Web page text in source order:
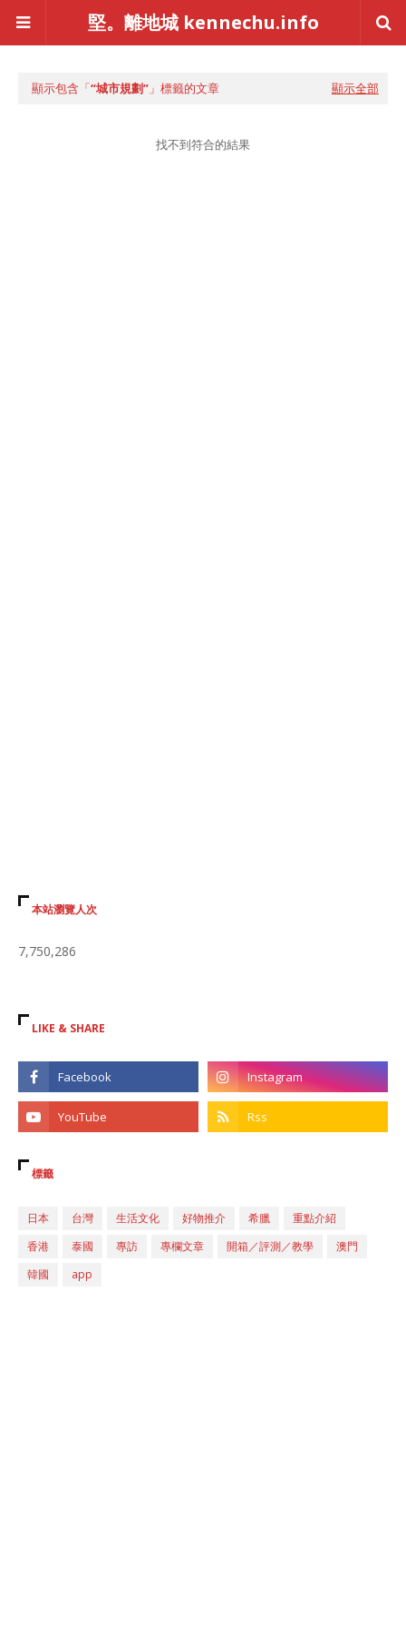
堅。離地城 kennechu.info
顯示包含「 城市規劃 」標籤的文章 顯示全部
找不到符合的結果
本站瀏覽人次
7,750,286
LIKE & SHARE
標籤
日本 台灣 生活文化 好物推介 希臘
重點介紹
香港
泰國 專訪 專欄文章 開箱／評測／教學
澳門
韓國
app